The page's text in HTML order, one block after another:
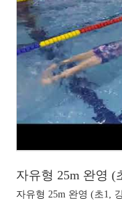
자유형 25m 완영 (
자유형 25m 완영 (초1,